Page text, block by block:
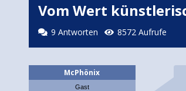
Vom Wert
9 Antworten 8572 Aufrufe
McPhönix
Gast